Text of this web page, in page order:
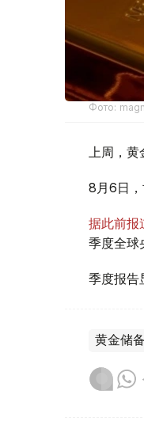
Фото:
上周，
8月6日
据此前报
季度全球
季度报告
黄金储备